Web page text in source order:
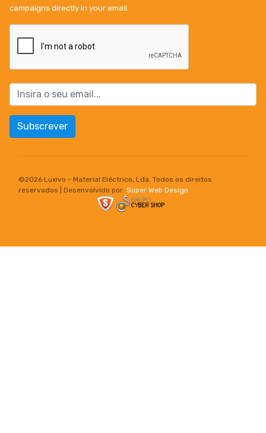
campaigns directly in your email.
Subscrever
©2026 Luxivo - Material Eléctrico, Lda. Todos os direitos
reservados | Desenvolvido por: Super Web Design